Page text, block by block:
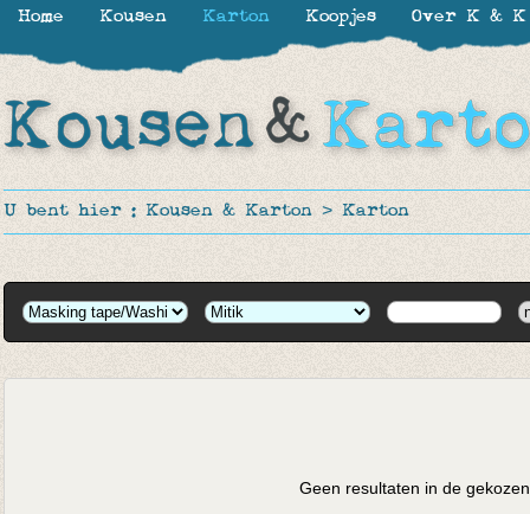
U bent hier : Kousen & Karton > Karton
Geen resultaten in de
Home Kousen Karton Koopjes Over K & K